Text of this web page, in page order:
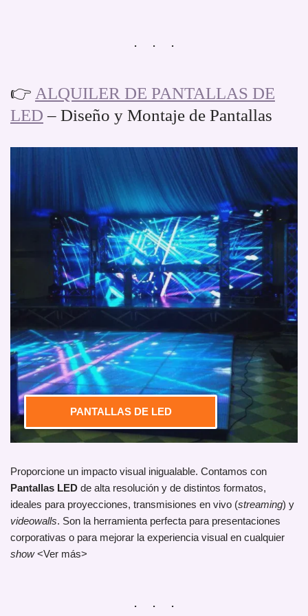
👉 ALQUILER DE PANTALLAS DE
LED – Diseño y Montaje de Pantallas
PANTALLAS DE LED
Proporcione un impacto visual inigualable. Contamos con
Pantallas LED de alta resolución y de distintos formatos,
ideales para proyecciones, transmisiones en vivo (streaming) y
videowalls. Son la herramienta perfecta para presentaciones
corporativas o para mejorar la experiencia visual en cualquier
show<Ver más>